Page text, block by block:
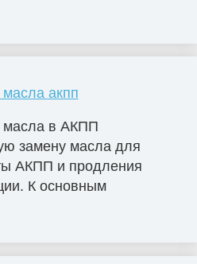
акпп
масла в АКПП
замену масла для
АКПП и продления
К основным